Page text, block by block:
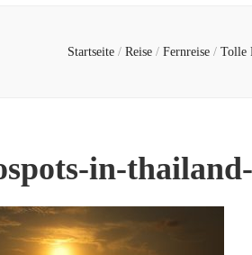
Startseite / Reise / Fernreise / Tolle
in-